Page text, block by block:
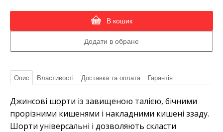
В кошик
Опис Властивості Доставка та оплата Гарантія
Джинсові шорти із завищеною талією, бічними
прорізними кишенями і накладними кишені ззаду.
Шорти універсальні і дозволяють скласти